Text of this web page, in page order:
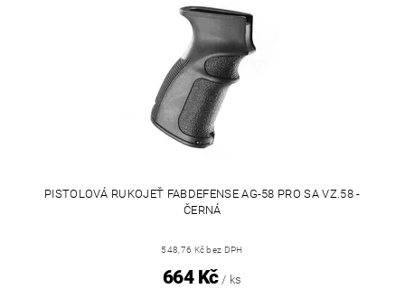
PISTOLOVÁ RUKOJEŤ FABDEFENSE AG-58 PRO SA VZ.58 -
ČERNÁ
548,76 Kč bez DPH
664 Kč / ks